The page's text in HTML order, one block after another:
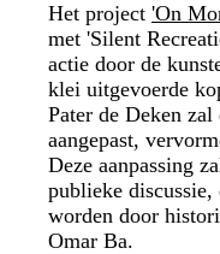
Het project 'On
met 'Silent
actie door de
klei uitgevoerde
Pater de Deken
aangepast,
Deze aanpassing
publieke discussie,
worden door
Omar Ba.